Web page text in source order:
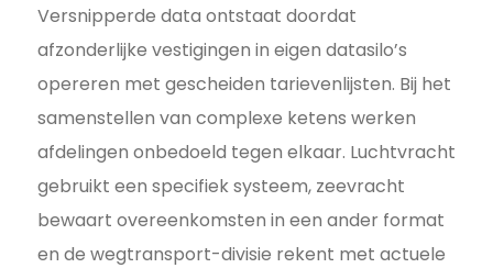
Versnipperde data ontstaat doordat
afzonderlijke vestigingen in eigen datasilo’s
opereren met gescheiden tarievenlijsten. Bij het
samenstellen van complexe ketens werken
afdelingen onbedoeld tegen elkaar. Luchtvracht
gebruikt een specifiek systeem, zeevracht
bewaart overeenkomsten in een ander format
en de wegtransport-divisie rekent met actuele